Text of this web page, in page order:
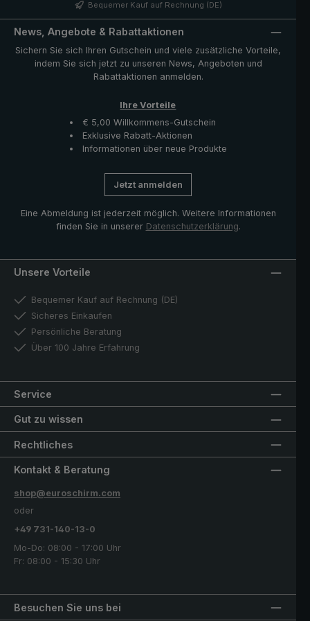
unverwechselbares Aussehen verleiht. Die im
Reißverschlussöffnung schützt den Schirm nach dem
Trocknen und komplettiert das exklusive Modell.
Bequemer Kauf auf Rechnung (DE)
News, Angebote & Rabattaktionen
Sichern Sie sich Ihren Gutschein und viele zusätzliche Vorteile,
indem Sie sich jetzt zu unseren News, Angeboten und
Rabattaktionen anmelden.
Ihre Vorteile
€ 5,00 Willkommens-Gutschein
Exklusive Rabatt-Aktionen
Informationen über neue Produkte
Jetzt anmelden
Eine Abmeldung ist jederzeit möglich. Weitere Informationen
finden Sie in unserer Datenschutzerklärung.
Unsere Vorteile
Bequemer Kauf auf Rechnung (DE)
Sicheres Einkaufen
Persönliche Beratung
Über 100 Jahre Erfahrung
Service
Gut zu wissen
Rechtliches
Besuchen Sie uns bei
Kontakt & Beratung
shop@euroschirm.com
oder
+49 731-140-13-0
Mo-Do: 08:00 - 17:00 Uhr
Fr: 08:00 - 15:30 Uhr